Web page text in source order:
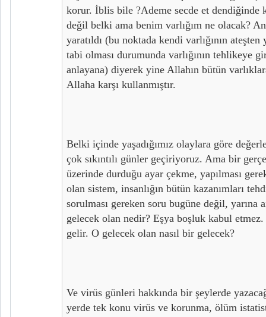
korur. İblis bile ?Ademe secde et dendiğinde
değil belki ama benim varlığım ne olacak?
yaratıldı (bu noktada kendi varlığının ateşten
tabi olması durumunda varlığının tehlikeye
anlayana) diyerek yine Allahın bütün
Allaha karşı kullanmıştır.
Belki içinde yaşadığımız olaylara göre
çok sıkıntılı günler geçiriyoruz. Ama bir
üzerinde durduğu ayar çekme, yapılması
olan sistem, insanlığın bütün kazanımları
sorulması gereken soru bugüne değil,
gelecek olan nedir? Eşya boşluk kabul
gelir. O gelecek olan nasıl bir gelecek?
Ve virüs günleri hakkında bir şeylerde
yerde tek konu virüs ve korunma, ölüm